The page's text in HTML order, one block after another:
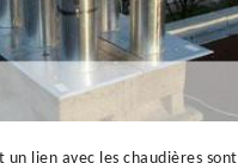
un lien avec les chaudières sont